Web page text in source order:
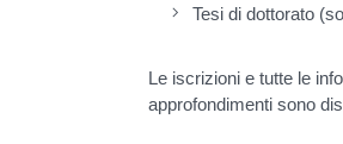
Tesi di dottorato
Le iscrizioni e tutte le
approfondimenti sono